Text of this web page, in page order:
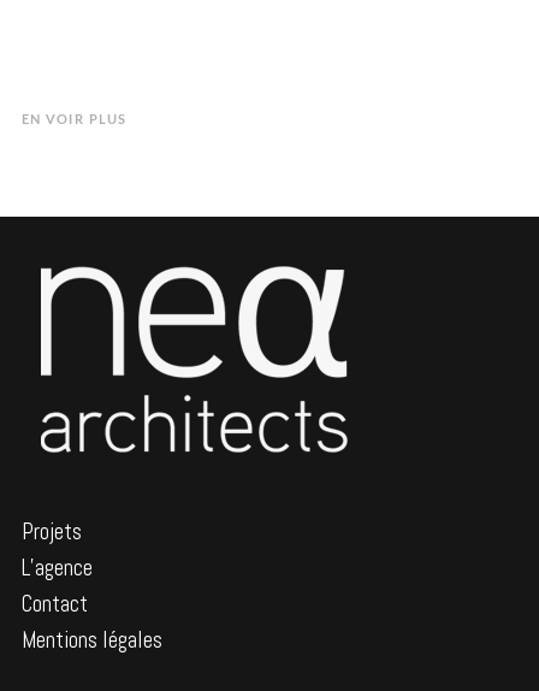
EN VOIR PLUS
Projets
L’agence
Contact
Mentions légales